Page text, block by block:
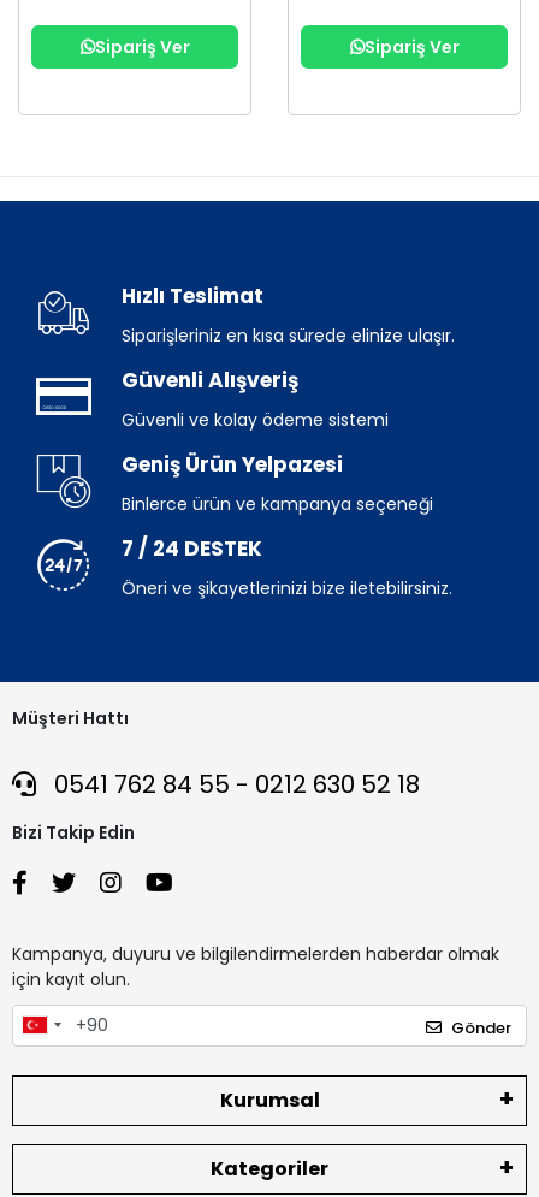
Sipariş Ver Sipariş Ver
Hızlı Teslimat
Siparişleriniz en kısa sürede elinize ulaşır.
Güvenli Alışveriş
Güvenli ve kolay ödeme sistemi
Geniş Ürün Yelpazesi
Binlerce ürün ve kampanya seçeneği
7 / 24 DESTEK
Öneri ve şikayetlerinizi bize iletebilirsiniz.
Müşteri Hattı
0541 762 84 55 - 0212 630 52 18
Bizi Takip Edin
Kampanya, duyuru ve bilgilendirmelerden haberdar olmak
için kayıt olun.
Gönder
Kurumsal
Kategoriler